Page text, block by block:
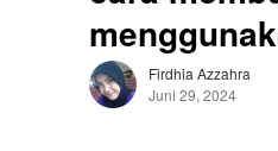
Firdhia Azzahra
Juni 29, 2024